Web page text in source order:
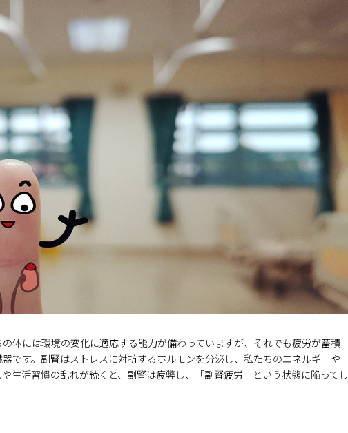
体には環境の変化に適応する能力が備わっていますが、それでも疲労が蓄積
です。副腎はストレスに対抗するホルモンを分泌し、私たちのエネルギーや
生活習慣の乱れが続くと、副腎は疲弊し、「副腎疲労」という状態に陥ってし